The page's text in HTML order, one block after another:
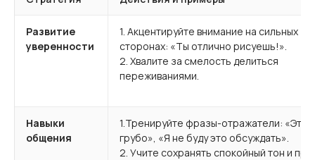
Развитие
уверенности
1. Акцентируйте внимание на сильных
сторонах: «Ты отлично рисуешь!».­­ ­­­
2. Хвалите за смелость делиться
переживаниями.
Навыки
общения
1.Тренируйте фразы-отражатели: «Это
грубо», «Я не буду это обсуждать».
2. Учите сохранять спокойный тон и